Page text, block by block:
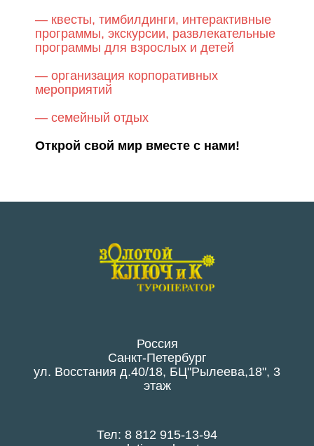
— квесты, тимбилдинги, интерактивные
программы, экскурсии, развлекательные
программы для взрослых и детей
— организация корпоративных
мероприятий
— семейный отдых
Открой свой мир вместе с нами!
Россия
Санкт-Петербург
ул. Восстания д.40/18, БЦ"Рылеева,18", 3
этаж
Тел: 8 812 915-13-94